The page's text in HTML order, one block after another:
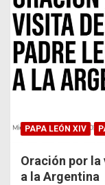
PAPA LEÓN XIV
Oración por la
a la Argentina